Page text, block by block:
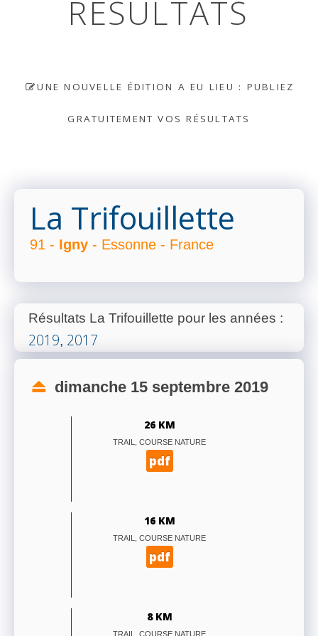
RÉSULTATS
UNE NOUVELLE ÉDITION A EU LIEU : PUBLIEZ
GRATUITEMENT VOS RÉSULTATS
La Trifouillette
91 - Igny - Essonne - France
Résultats La Trifouillette pour les années :
2019, 2017
dimanche 15 septembre 2019
26 KM
TRAIL, COURSE NATURE
pdf
16 KM
TRAIL, COURSE NATURE
pdf
8 KM
TRAIL, COURSE NATURE